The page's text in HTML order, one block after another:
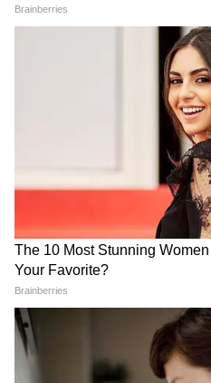
Sayoneee New TV Show:
रश्मि देसाई कर रहीं कमबैक, इस
एक्टर संग बनेगी फ्रेश टीवी जोड़ी,
LATEST VIDEOS